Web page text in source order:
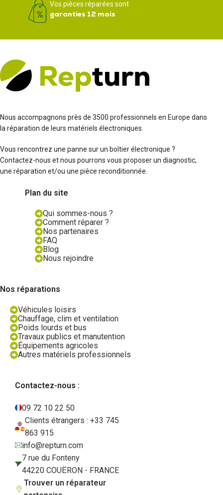
Vos pièces réparées sont
garanties 12 mois
Nous accompagnons près de 3500 professionnels en Europe dans
la réparation de leurs matériels électroniques.
Vous rencontrez une panne sur un boîtier électronique ?
Contactez-nous et nous pourrons vous proposer un diagnostic,
une réparation et/ou une pièce reconditionnée.
Plan du site
Qui sommes-nous ?
Comment réparer ?
Nos partenaires
FAQ
Blog
Nous rejoindre
Nos réparations
Véhicules loisirs
Chauffage, clim et ventilation
Poids lourds et bus
Travaux publics et manutention
Équipements agricoles
Autres matériels professionnels
Contactez-nous :
09 72 10 22 50
Clients étrangers : +33 745
863 915
info@repturn.com
7 rue du Fonteny
44220 COUËRON - FRANCE
Trouver un réparateur